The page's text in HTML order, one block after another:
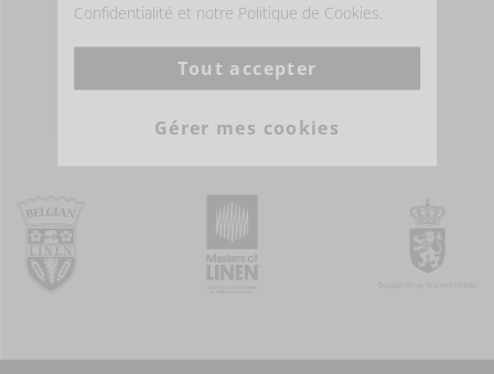
PLUS D'INFOS
Confidentialité et notre Politique de Cookies.
Tout accepter
Gérer mes cookies